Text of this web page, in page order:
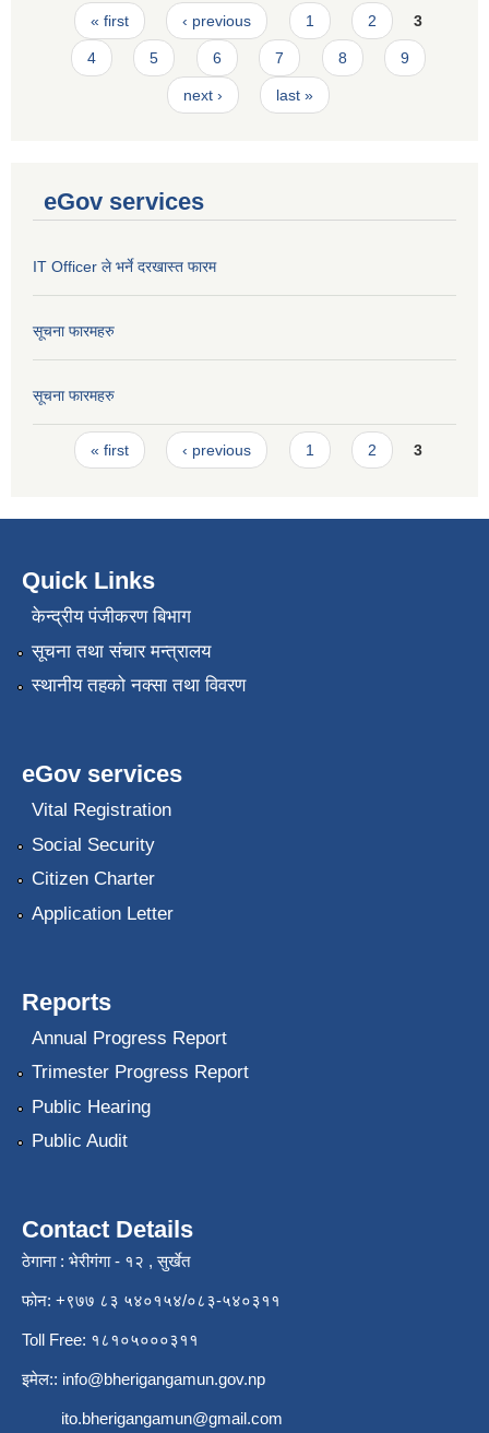
Pages
« first ‹ previous 1 2 3
4 5 6 7 8 9
next › last »
eGov services
IT Officer ले भर्ने दरखास्त फारम
सूचना फारमहरु
सूचना फारमहरु
Pages
« first ‹ previous 1 2 3
Quick Links
केन्द्रीय पंजीकरण बिभाग
सूचना तथा संचार मन्त्रालय
स्थानीय तहको नक्सा तथा विवरण
eGov services
Vital Registration
Social Security
Citizen Charter
Application Letter
Reports
Annual Progress Report
Trimester Progress Report
Public Hearing
Public Audit
Contact Details
ठेगाना : भेरीगंगा - १२ , सुर्खेत
फोन: +९७७ ८३ ५४०१५४/०८३-५४०३११
Toll Free: १८१०५०००३११
इमेल:: info@bherigangamun.gov.np
ito.bherigangamun@gmail.com